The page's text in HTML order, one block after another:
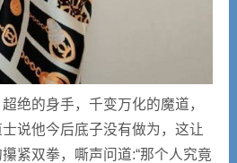
绝的身手，千变万化的魔道，
说他今后底子没有做为，这让
紧双拳，嘶声问道:“那个人究竟